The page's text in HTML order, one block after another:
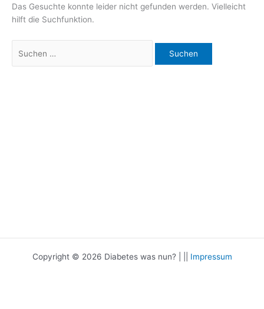
Das Gesuchte konnte leider nicht gefunden werden. Vielleicht
hilft die Suchfunktion.
nach:
Copyright © 2026 Diabetes was nun? | || Impressum